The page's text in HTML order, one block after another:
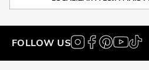
FOLLOW US